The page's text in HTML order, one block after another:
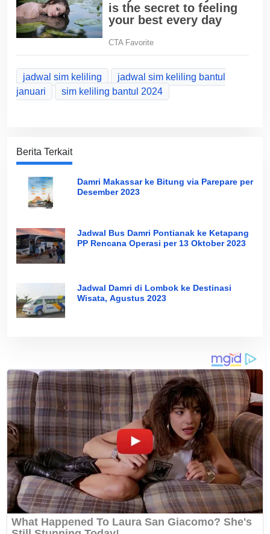
jadwal sim keliling
jadwal sim keliling bantul
januari
sim keliling bantul 2024
Berita Terkait
Damri Makassar ke Bitung via Parepare per
Desember 2023
Jadwal Bus Damri Pontianak ke Ketapang
PP Rencana Operasi per 13 Oktober 2023
Jadwal Damri di Lombok ke Destinasi
Wisata, Agustus 2023